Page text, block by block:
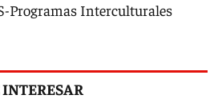
Programas Interculturales